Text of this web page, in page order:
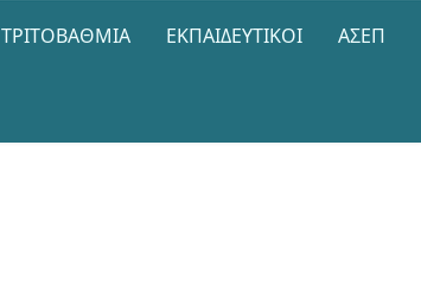
ΤΡΙΤΟΒΆΘΜΙΑ ΕΚΠΑΙΔΕΥΤΙΚΟΊ ΑΣΕΠ